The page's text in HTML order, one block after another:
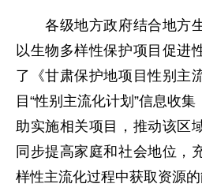
各级地方政府结合地方生
以生物多样性保护项目促进
了《甘肃保护地项目性别主
目“性别主流化计划”信息收
助实施相关项目，推动该区
同步提高家庭和社会地位，
样性主流化过程中获取资源的